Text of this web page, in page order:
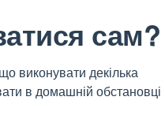
сам?
виконувати декілька
в домашній обстановці